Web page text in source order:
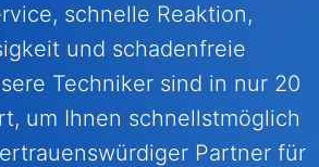
schnelle Reaktion,
und schadenfreie
Techniker sind in nur 20
um Ihnen schnellstmöglich
Partner für